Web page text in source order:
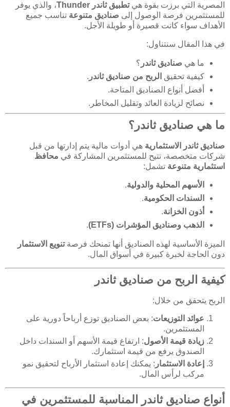
المصرية التي برزت بقوة هيتطبيق ثاندر Thunder
، والذي يوفر
للمستثمرين فرصة الوصول إلى صناديق متنوعة تناسب جميع
الأهداف سواء كانت قصيرة أو طويلة الأجل.
في هذا المقال سنتناول:
ما هي صناديق ثاندر ؟
كيفية تحقيق الربح من صناديق ثاندر .
أفضل أنواع الصناديق المتاحة.
نصائح لزيادة العائد وتقليل المخاطر.
ما هي صناديق ثاندر؟
صناديق ثاندر الاستثمارية هي أدوات مالية يتم إدارتها من قبل
شركات متخصصة، تتيح للمستثمرين المشاركة في محافظ
استثمارية متنوعة تشمل:
الأسهم المحلية والدولية.
السندات الحكومية.
أذون الخزانة.
الذهب وصناديق المؤشرات (ETFs)
.
الميزة الأساسية لهذه الصناديق أنها تمنحك فرصةتنويع الاستثمار
دون الحاجة لخبرة كبيرة في أسواق المال.
كيفية الربح من صناديق ثاندر
الربح يتحقق من خلال:
عوائد التوزيعات: بعض الصناديق توزع أرباحاً دورية على
المستثمرين.
زيادة قيمة الأصول: ارتفاع قيمة الأسهم أو السندات داخل
الصندوق يرفع من قيمة استثمارك.
إعادة الاستثمار : يمكنك إعادة استثمار الأرباح لتحقيق نمو
مركب لرأس المال.
أنواع صناديق ثاندر المناسبة للمستثمرين في